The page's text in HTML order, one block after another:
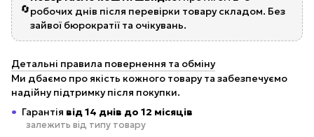
🔄робочих днів після перевірки товару складом. Без
зайвої бюрократії та очікувань.
Детальні правила повернення та обміну
Ми дбаємо про якість кожного товару та забезпечуємо
надійну підтримку після покупки.
Гарантія від 14 днів до 12 місяців
залежить від типу товару